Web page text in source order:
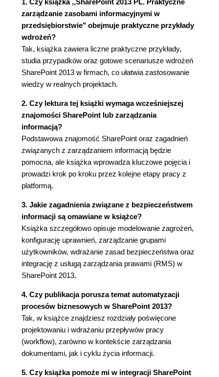
funkcjonalności programu SharePoint (42)
Architektura witryny programu SharePoint (45)
Typy witryn SharePoint (48)
Listy programu SharePoint i typy bibliotek (52)
Funkcje ECM w programie SharePoint 2013 (56)
Przegląd infrastruktury programu SharePoint (59)
Podsumowanie (62)
Zastosowanie modelu cyklu życia informacji (63)
Budowanie skorowidza zasobów informacyjnych
firmy (68)
Analiza procesów biznesowych związanych z
zasobami informacyjnymi (70)
Tworzenie diagramów procesów biznesowych za
pomocą programu Microsoft Visio (72)
bezpieczeństwa (73)
Dokumentowanie wymagań związanych z cyklem
życia informacji (76)
Podsumowanie (79)
Rozdział 4. Projektowanie architektury informacji
(81)
Analiza architektury informacyjnej (83)
Tworzenie słownika danych (84)
Wykorzystanie sortowania kart do
organizowania informacji (85)
Budowanie architektury informacyjnej (86)
Implementacja projektu taksonomii
przedsiębiorstwa (89)
zarządzanie zasobami informacyjnymi w
przedsiębiorstwie" obejmuje praktyczne przykłady
wdrożeń?
Tak, książka zawiera liczne praktyczne przykłady,
studia przypadków oraz gotowe scenariusze wdrożeń
SharePoint 2013 w firmach, co ułatwia zastosowanie
wiedzy w realnych projektach.
2. Czy lektura tej książki wymaga wcześniejszej
znajomości SharePoint lub zarządzania
informacją?
Podstawowa znajomość SharePoint oraz zagadnień
związanych z zarządzaniem informacją będzie
pomocna, ale książka wprowadza kluczowe pojęcia i
prowadzi krok po kroku przez kolejne etapy pracy z
platformą.
3. Jakie zagadnienia związane z bezpieczeństwem
informacji są omawiane w książce?
Książka szczegółowo opisuje modelowanie zagrożeń,
konfigurację uprawnień, zarządzanie grupami
użytkowników, wdrażanie zasad bezpieczeństwa oraz
integrację z usługą zarządzania prawami (RMS) w
SharePoint 2013.
4. Czy publikacja porusza temat automatyzacji
procesów biznesowych w SharePoint 2013?
Tak, w książce znajdziesz rozdziały poświęcone
projektowaniu i wdrażaniu przepływów pracy
(workflow), zarówno w kontekście zarządzania
dokumentami, jak i cyklu życia informacji.
5. Czy książka pomoże mi w integracji SharePoint